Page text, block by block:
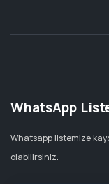
WhatsApp
Whatsapp listemize
olabilirsiniz.